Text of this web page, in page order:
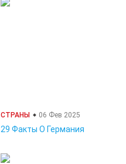
СТРАНЫ 06 Фев 2025
29 Факты О Германия